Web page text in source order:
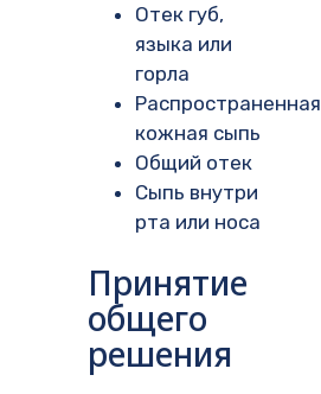
Отек губ,
языка или
горла
Распространенная
кожная сыпь
Общий отек
Сыпь внутри
рта или носа
Принятие
общего
решения